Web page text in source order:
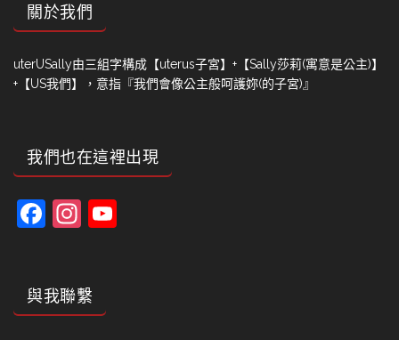
關於我們
uterUSally由三組字構成【uterus子宮】+【Sally莎莉(寓意是公主)】
+【US我們】，意指『我們會像公主般呵護妳(的子宮)』
我們也在這裡出現
Facebook
Instagram
與我聯繫